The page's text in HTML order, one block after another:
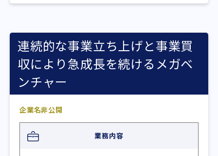
連続的な事業立ち上げと事業買
収により急成長を続けるメガベ
ンチャー
企業名非公開
業務内容